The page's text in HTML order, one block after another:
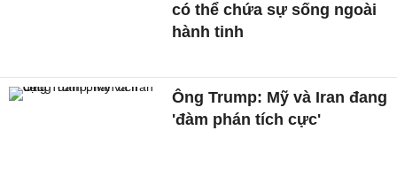
có thể chứa sự sống ngoài
hành tinh
Ông Trump: Mỹ và Iran đang
'đàm phán tích cực'